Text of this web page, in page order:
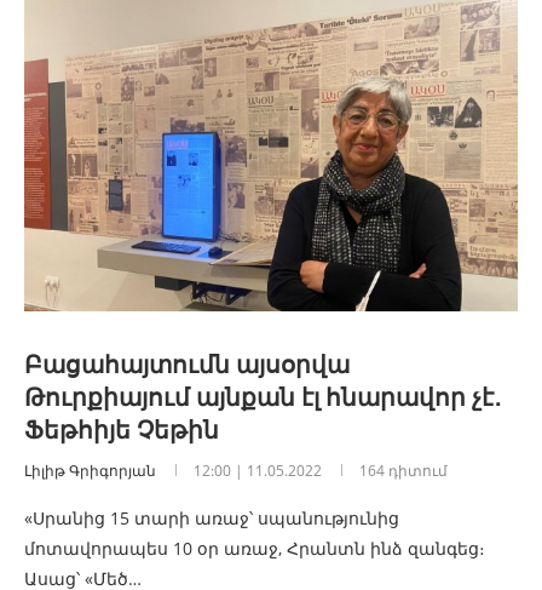
Բացահայտումն այսօրվա
Թուրքիայում այնքան էլ հնարավոր չէ․
Ֆեթհիյե Չեթին
Լիլիթ Գրիգորյան 12:00 | 11.05.2022 164 դիտում
«Սրանից 15 տարի առաջ՝ սպանությունից
մոտավորապես 10 օր առաջ, Հրանտն ինձ զանգեց։
Ասաց՝ «Մեծ…